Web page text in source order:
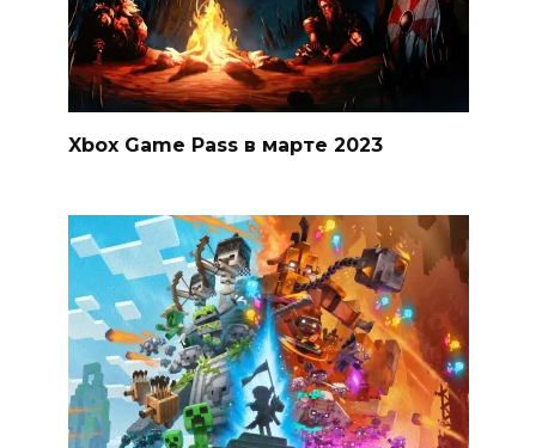
Xbox Game Pass в марте 2023